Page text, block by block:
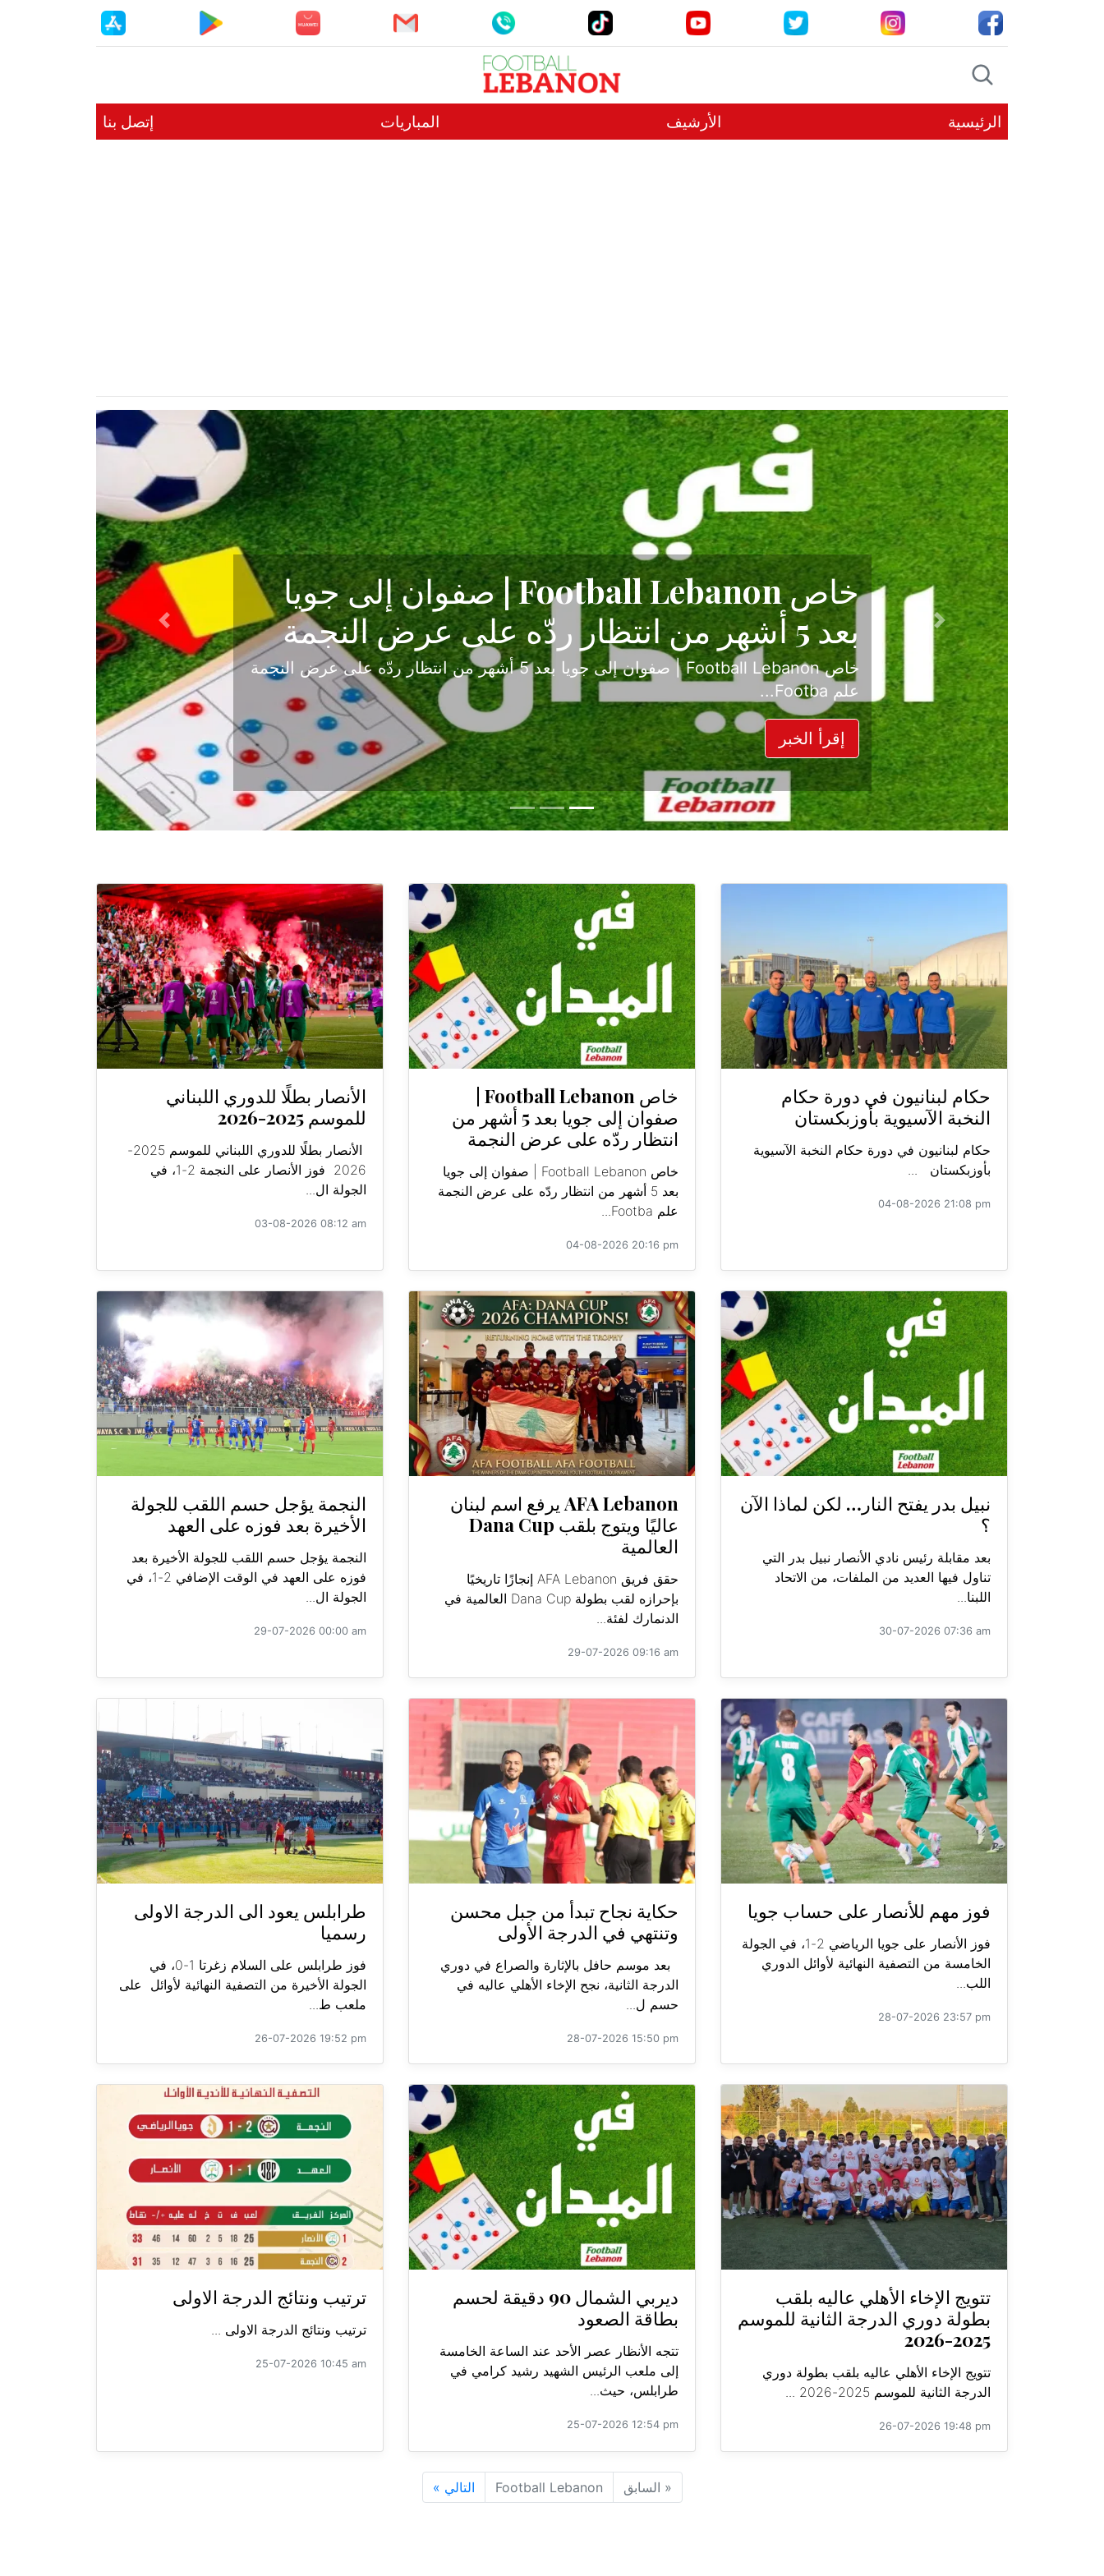
الرئيسية الأرشيف المباريات إتصل بنا
حكاية نجاح تبدأ من جبل محسن وتنتهي في
الدرجة الأولى
بعد موسم حافل بالإثارة والصراع في دوري الدرجة الثانية، نجح الإخاء الأهلي عاليه في
حسم ل...
إقرأ الخبر
Previous
Next
حكام لبنانيون في دورة حكام
النخبة الآسيوية بأوزبكستان
حكام لبنانيون في دورة حكام النخبة الآسيوية
بأوزبكستان ...
04-08-2026 21:08 pm
صفوان إلى جويا بعد 5 أشهر من
انتظار ردّه على عرض النجمة
خاص Football Lebanon | صفوان إلى جويا
بعد 5 أشهر من انتظار ردّه على عرض النجمة
علم Footba...
04-08-2026 20:16 pm
الأنصار بطلًا للدوري اللبناني
للموسم 2025-2026
الأنصار بطلًا للدوري اللبناني للموسم 2025-
2026 فوز الأنصار على النجمة 2-1، في
الجولة ال...
03-08-2026 08:12 am
نبيل بدر يفتح النار… لكن لماذا الآن
؟
بعد مقابلة رئيس نادي الأنصار نبيل بدر التي
تناول فيها العديد من الملفات، من الاتحاد
اللبنا...
30-07-2026 07:36 am
AFA Lebanon يرفع اسم لبنان
عاليًا ويتوج بلقب Dana Cup
العالمية
حقق فريق AFA Lebanon إنجازًا تاريخيًا
بإحرازه لقب بطولة Dana Cup العالمية في
الدنمارك لفئة...
29-07-2026 09:16 am
النجمة يؤجل حسم اللقب للجولة
الأخيرة بعد فوزه على العهد
النجمة يؤجل حسم اللقب للجولة الأخيرة بعد
فوزه على العهد في الوقت الإضافي 2-1، في
الجولة ال...
29-07-2026 00:00 am
فوز مهم للأنصار على حساب جويا
فوز الأنصار على جويا الرياضي 2-1، في الجولة
الخامسة من التصفية النهائية لأوائل الدوري
اللب...
28-07-2026 23:57 pm
حكاية نجاح تبدأ من جبل محسن
وتنتهي في الدرجة الأولى
بعد موسم حافل بالإثارة والصراع في دوري
الدرجة الثانية، نجح الإخاء الأهلي عاليه في
حسم ل...
28-07-2026 15:50 pm
طرابلس يعود الى الدرجة الاولى
رسميا
فوز طرابلس على السلام زغرتا 1-0، في
الجولة الأخيرة من التصفية النهائية لأوائل على
ملعب ط...
26-07-2026 19:52 pm
تتويج الإخاء الأهلي عاليه بلقب
بطولة دوري الدرجة الثانية للموسم
2025-2026
تتويج الإخاء الأهلي عاليه بلقب بطولة دوري
الدرجة الثانية للموسم 2025-2026 ...
26-07-2026 19:48 pm
ديربي الشمال 90 دقيقة لحسم
بطاقة الصعود
تتجه الأنظار عصر الأحد عند الساعة الخامسة
إلى ملعب الرئيس الشهيد رشيد كرامي في
طرابلس، حيث...
25-07-2026 12:54 pm
ترتيب ونتائج الدرجة الاولى
ترتيب ونتائج الدرجة الاولى ...
25-07-2026 10:45 am
« السابق Football Lebanon التالي »